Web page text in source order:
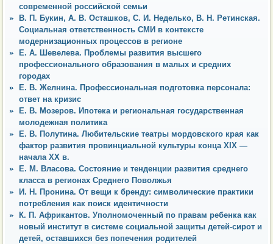
современной российской семьи
В. П. Букин, А. В. Осташков, С. И. Неделько, В. Н. Ретинская.
Социальная ответственность СМИ в контексте
модернизационных процессов в регионе
Е. А. Шевелева. Проблемы развития высшего
профессионального образования в малых и средних
городах
Е. В. Желнина. Профессиональная подготовка персонала:
ответ на кризис
Е. В. Мозеров. Ипотека и региональная государственная
молодежная политика
Е. В. Полутина. Любительские театры мордовского края как
фактор развития провинциальной культуры конца XIX —
начала ХХ в.
Е. М. Власова. Состояние и тенденции развития среднего
класса в регионах Среднего Поволжья
И. Н. Пронина. От вещи к бренду: символические практики
потребления как поиск идентичности
К. П. Африкантов. Уполномоченный по правам ребенка как
новый институт в системе социальной защиты детей-сирот и
детей, оставшихся без попечения родителей